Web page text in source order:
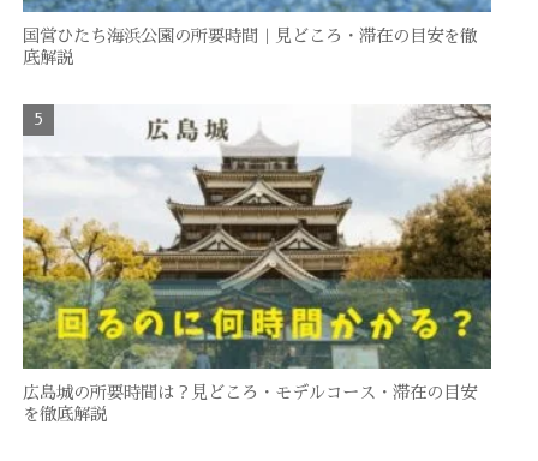
国営ひたち海浜公園の所要時間｜見どころ・滞在の目安を徹
底解説
広島城の所要時間は？見どころ・モデルコース・滞在の目安
を徹底解説